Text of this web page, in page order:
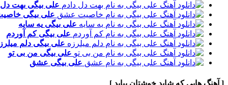
علی بیگی بهت دل
علی بیگی
علی بیگی یه سایه
علی بیگیکم آوردم
علی بیگی دلم
علی بیگی من بی تو
علی بیگی عشق
[ آهنگ هایی که شاید خوشتان بیاید ]